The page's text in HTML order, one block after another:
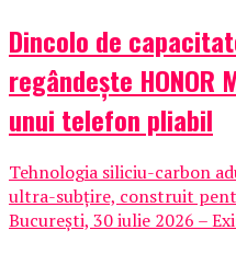
Dincolo de
regândește HONOR
unui telefon pliabil
Tehnologia siliciu-carbon
ultra-subțire, construit
București, 30 iulie 2026 –